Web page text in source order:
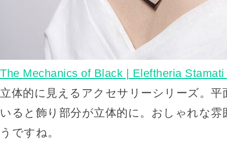
The Mechanics of Black | Eleftheria
立体的に見えるアクセサリーシリーズ。
いると飾り部分が立体的に。おしゃれな雰
うですね。